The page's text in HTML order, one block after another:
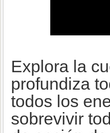
Explora la
profundiza
todos los
sobrevivir